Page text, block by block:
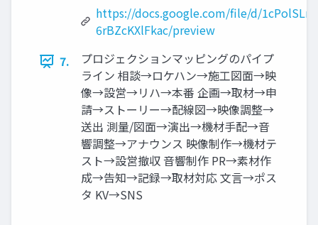
https://docs.google.com/file/d/
6rBZcKXlFkac/preview
7.
プロジェクションマッピングのパイプ
ライン 相談→ロケハン→施工図面→映
像→設営→リハ→本番 企画→取材→申
請→ストーリー→配線図→映像調整→
送出 測量/図面→演出→機材手配→音
響調整→アナウンス 映像制作→機材テ
スト→設営撤収 音響制作 PR→素材作
成→告知→記録→取材対応 文言→ポス
タ KV→SNS